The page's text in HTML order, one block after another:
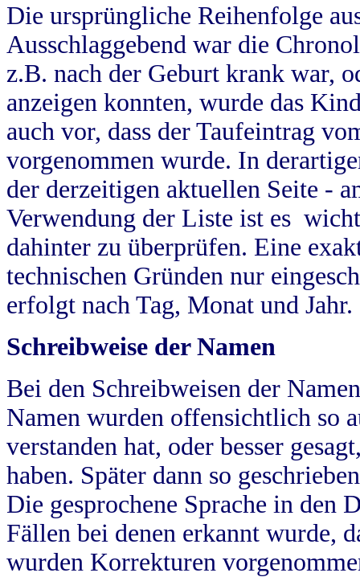
Die ursprüngliche Reihenfolge
Ausschlaggebend war die
z.B. nach der Geburt krank war,
anzeigen konnten, wurde das
auch vor, dass der Taufeintrag
vorgenommen wurde. In
der derzeitigen aktuellen Seite -
Verwendung der Liste ist es
dahinter zu überprüfen. Eine
technischen Gründen nur
erfolgt nach Tag, Monat und Jahr.
Schreibweise der Namen
Bei den Schreibweisen der
Namen wurden offensichtlich so
verstanden hat, oder besser
haben. Später dann so
Die gesprochene Sprache in
Fällen bei denen erkannt wurde,
wurden Korrekturen